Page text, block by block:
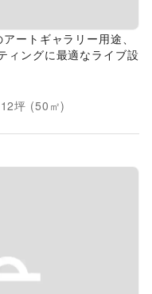
ートギャラリー用途、
ィングに最適なライブ設
坪 (50 ㎡)